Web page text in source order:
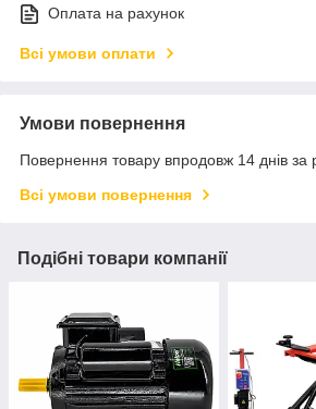
Оплата на рахунок
Всі умови оплати
Умови повернення
Повернення товару впродовж 14 днів за
Всі умови повернення
Подібні товари компанії